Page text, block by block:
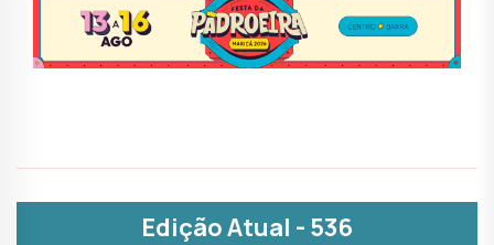
Edição Atual - 536